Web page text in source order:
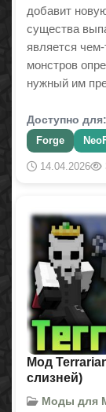
добавит
существа
является
монстров
нужный им
Доступно для:
Forge
14.04.2026
Мод
слизней)
Моды для